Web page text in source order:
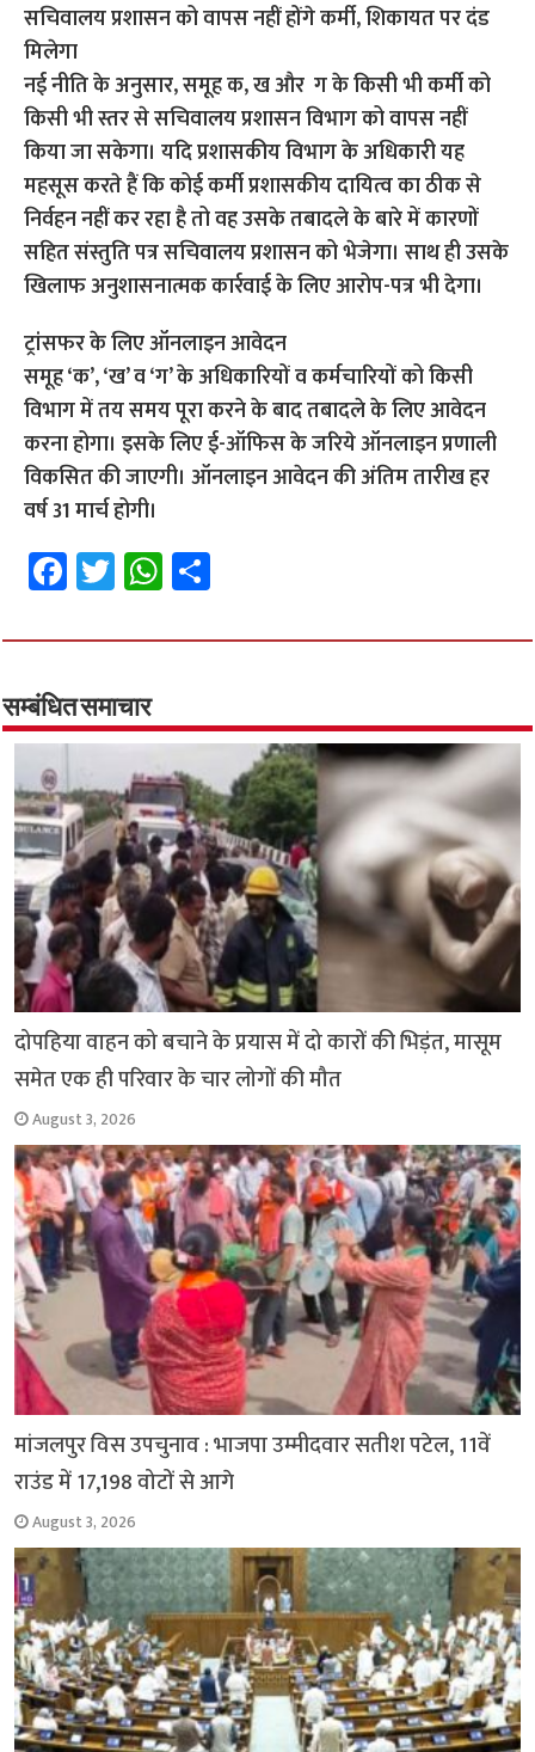
सचिवालय प्रशासन को वापस नहीं होंगे कर्मी, शिकायत पर दंड
मिलेगा
नई नीति के अनुसार, समूह क, ख और ग के किसी भी कर्मी को
किसी भी स्तर से सचिवालय प्रशासन विभाग को वापस नहीं
किया जा सकेगा। यदि प्रशासकीय विभाग के अधिकारी यह
महसूस करते हैं कि कोई कर्मी प्रशासकीय दायित्व का ठीक से
निर्वहन नहीं कर रहा है तो वह उसके तबादले के बारे में कारणों
सहित संस्तुति पत्र सचिवालय प्रशासन को भेजेगा। साथ ही उसके
खिलाफ अनुशासनात्मक कार्रवाई के लिए आरोप-पत्र भी देगा।
ट्रांसफर के लिए ऑनलाइन आवेदन
समूह ‘क’, ‘ख’ व ‘ग’ के अधिकारियों व कर्मचारियों को किसी
विभाग में तय समय पूरा करने के बाद तबादले के लिए आवेदन
करना होगा। इसके लिए ई-ऑफिस के जरिये ऑनलाइन प्रणाली
विकसित की जाएगी। ऑनलाइन आवेदन की अंतिम तारीख हर
वर्ष 31 मार्च होगी।
Fa
ce
b
o
o
k
T
wi
tt
er
W
h
at
p
p
ar
सम्बंधित समाचार
दोपहिया वाहन को बचाने के प्रयास में दो कारों की भिड़ंत, मासूम
समेत एक ही परिवार के चार लोगों की मौत
August 3, 2026
मांजलपुर विस उपचुनाव : भाजपा उम्मीदवार सतीश पटेल, 11वें
राउंड में 17,198 वोटों से आगे
August 3, 2026